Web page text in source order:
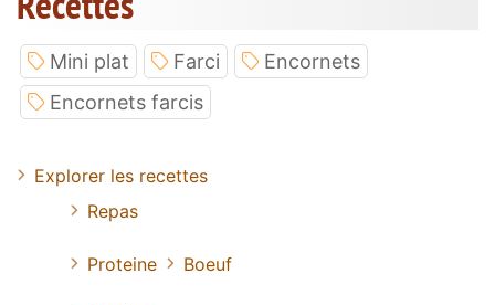
Mini plat Farci
Encornets
Encornets farcis
Explorer les recettes
Repas
Proteine Boeuf